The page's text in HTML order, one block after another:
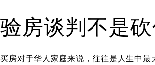
验房谈判不是
买房对于华人家庭来说，往往是人生中